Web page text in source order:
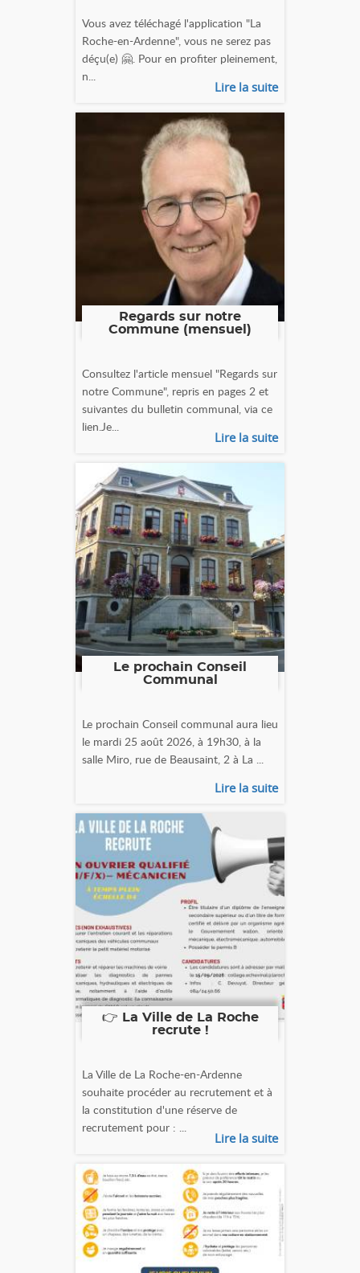
Vous avez téléchagé l'application "La
Roche-en-Ardenne", vous ne serez pas
déçu(e) 🤗. Pour en profiter pleinement,
n...
Lire la suite
Regards sur notre
Commune (mensuel)
Consultez l'article mensuel "Regards sur
notre Commune", repris en pages 2 et
suivantes du bulletin communal, via ce
lien.Je...
Lire la suite
Le prochain Conseil
Communal
Le prochain Conseil communal aura lieu
le mardi 25 août 2026, à 19h30, à la
salle Miro, rue de Beausaint, 2 à La ...
Lire la suite
👉 La Ville de La Roche
recrute !
La Ville de La Roche-en-Ardenne
souhaite procéder au recrutement et à
la constitution d'une réserve de
recrutement pour : ...
Lire la suite